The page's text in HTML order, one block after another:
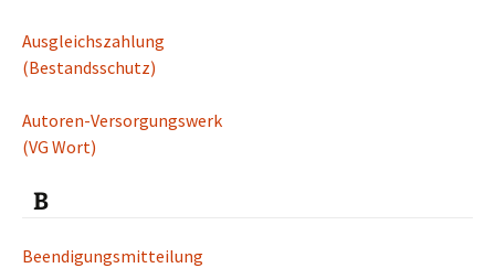
Ausgleichszahlung
(Bestandsschutz)
Autoren-Versorgungswerk
(VG Wort)
B
Beendigungsmitteilung